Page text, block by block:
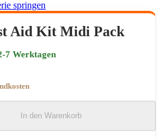
springen
Aid Kit Midi Pack
7 Werktagen
In den Warenkorb